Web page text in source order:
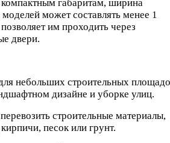
компактным габаритам, ширина
может составлять менее 1
им проходить через
двери.
небольших строительных
дизайне и уборке улиц.
строительные материалы,
песок или грунт.